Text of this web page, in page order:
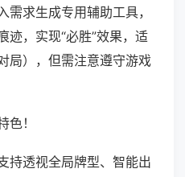
需求生成专用辅助工具，
迹，实现“必胜”效果，适
局），但需注意遵守游戏
！
持透视全局牌型、智能出